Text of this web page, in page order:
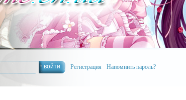
Регистрация Напомнить пароль?